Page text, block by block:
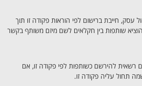
עסק, חייבת ברישום לפי הוראות פקודה זו תוך
שותפות בין חקלאים לשם מיזם משותף בקשר
רשאית להירשם כשותפות לפי פקודה זו, אם
תחול עליה פקודה זו.